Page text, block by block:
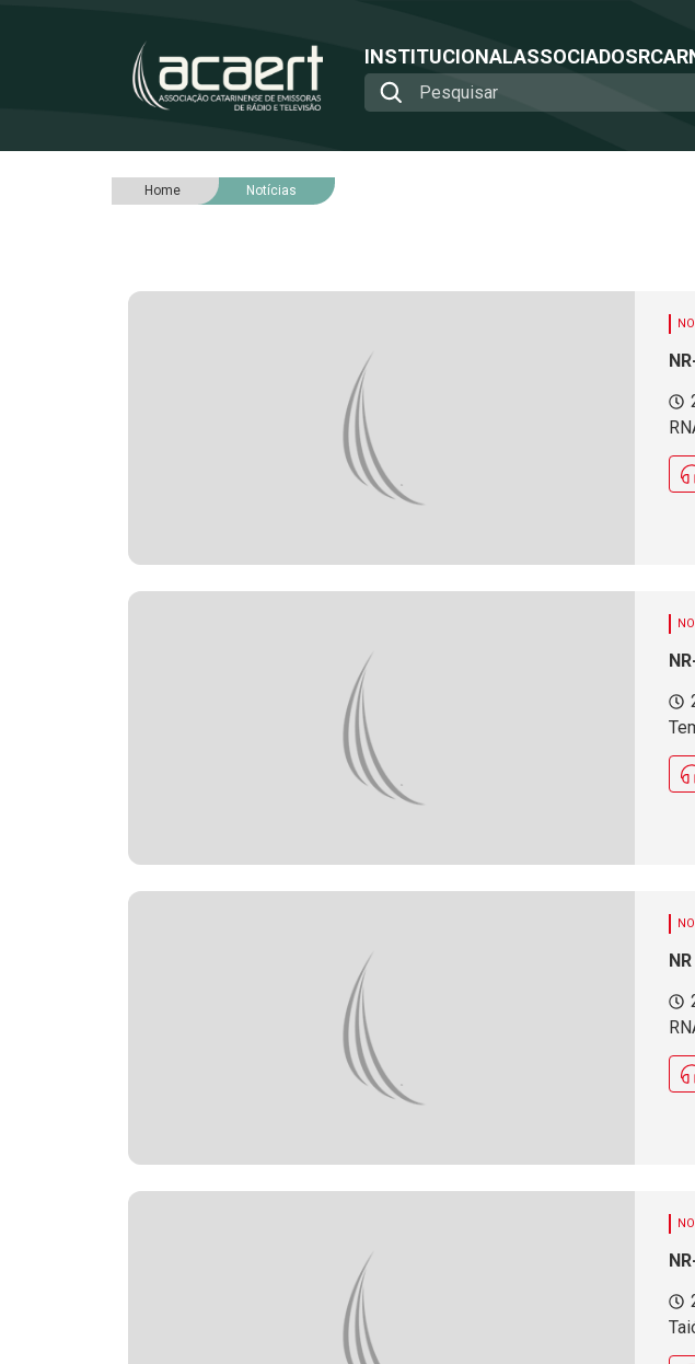
INSTITUCIONALASSOCIADOSRCA
Home Notícias